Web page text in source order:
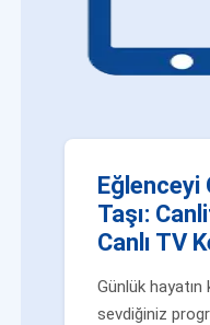
Eğlenceyi
Taşı:
Canlı TV
Günlük
sevdiğiniz